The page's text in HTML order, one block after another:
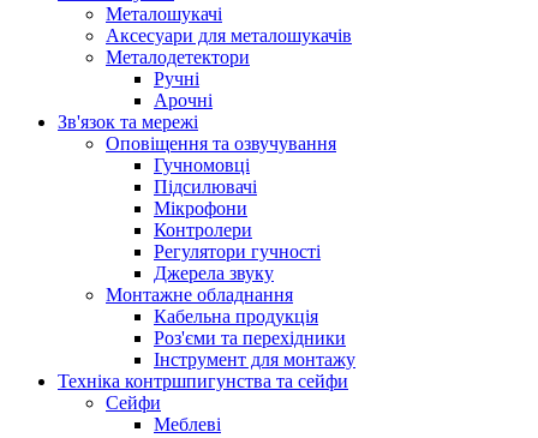
Металошукачі
Аксесуари для металошукачів
Металодетектори
Ручні
Арочні
Зв'язок та мережі
Оповіщення та озвучування
Гучномовці
Підсилювачі
Мікрофони
Контролери
Регулятори гучності
Джерела звуку
Монтажне обладнання
Кабельна продукція
Роз'єми та перехідники
Інструмент для монтажу
Техніка контршпигунства та сейфи
Сейфи
Меблеві